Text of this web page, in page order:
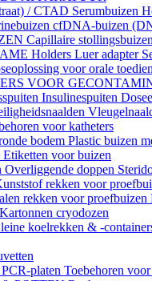
/ CTAD Serumbuizen
cfDNA-buizen
Capillaire stollingsbuizen
Holders Luer adapter
voor orale
VOOR
Insulinespuiten
voor katheters
bodem Plastic buizen
Etiketten voor buizen
Overliggende doppen
rekken voor
rekken voor proefbuizen
Kartonnen cryodozen
koelrekken & -
PCR-platen Toebehoren